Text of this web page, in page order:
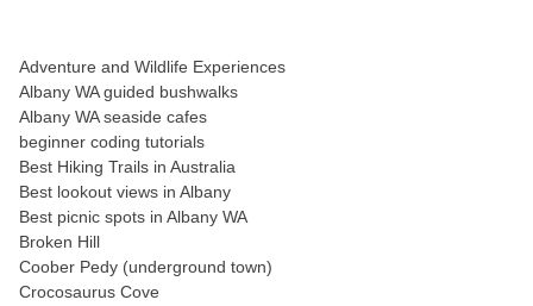
Adventure and Wildlife Experiences
Albany WA guided bushwalks
Albany WA seaside cafes
beginner coding tutorials
Best Hiking Trails in Australia
Best lookout views in Albany
Best picnic spots in Albany WA
Broken Hill
Coober Pedy (underground town)
Crocosaurus Cove